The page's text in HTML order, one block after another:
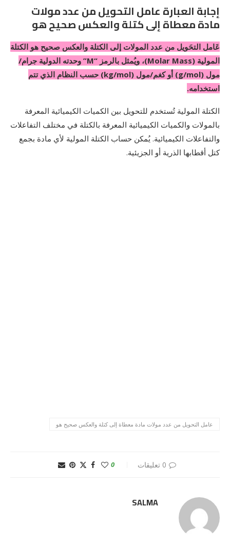
إجابة العبارة عامل التحويل من عدد مولات
مادة معطاة إلى كتلة والعكس صحيح هو
عَامل التحَويل من عدد المولات إلى الكتلة والعكس صحيح هو الكتلة
المولية (Molar Mass)، ويُمثل بالرمز “M” وحدته الدولية جرام/
مول (g/mol) أو كغم/مول (kg/mol) حسب النظام الذي تتم
استخدامه.
الكتلة المولية تُستخدم للتحويل بين الكميات الكيميائية المعرفة
بالمولات والكميات الكيميائية المعرفة بالكتلة في مختلف التفاعلات
والتفاعلات الكيميائية. يُمكن حساب الكتلة المولية لأي مادة بجمع
كتل أقطابها الذرية أو الجزيئية.
عامل التحويل من عدد مولات مادة معطاة إلى كتلة والعكس صحيح هو
0 تعليقات 0
SALMA